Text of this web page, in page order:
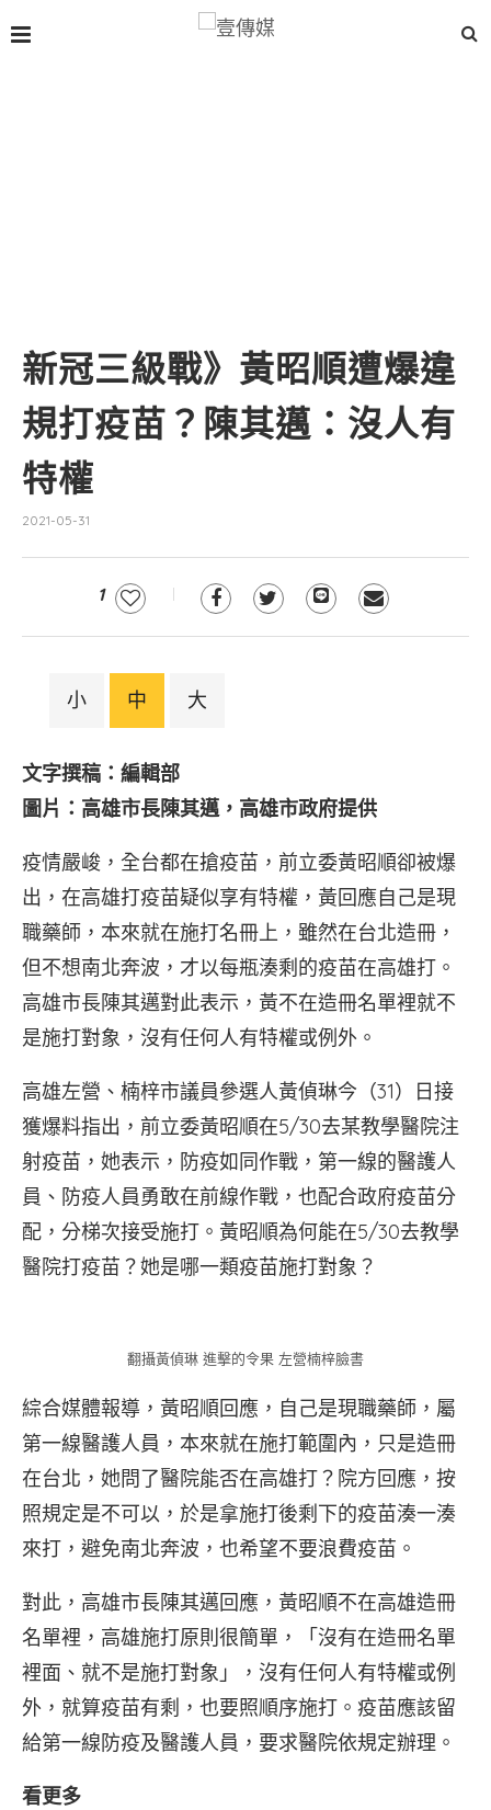
新冠三級戰》黃昭順遭爆違
規打疫苗？陳其邁：沒人有
特權
2021-05-31
1
小 中 大
文字撰稿：編輯部
圖片：高雄市長陳其邁，高雄市政府提供
疫情嚴峻，全台都在搶疫苗，前立委黃昭順卻被爆
出，在高雄打疫苗疑似享有特權，黃回應自己是現
職藥師，本來就在施打名冊上，雖然在台北造冊，
但不想南北奔波，才以每瓶湊剩的疫苗在高雄打。
高雄市長陳其邁對此表示，黃不在造冊名單裡就不
是施打對象，沒有任何人有特權或例外。
高雄左營、楠梓市議員參選人黃偵琳今（31）日接
獲爆料指出，前立委黃昭順在5/30去某教學醫院注
射疫苗，她表示，防疫如同作戰，第一線的醫護人
員、防疫人員勇敢在前線作戰，也配合政府疫苗分
配，分梯次接受施打。黃昭順為何能在5/30去教學
醫院打疫苗？她是哪一類疫苗施打對象？
翻攝黃偵琳 進擊的令果 左營楠梓臉書
綜合媒體報導，黃昭順回應，自己是現職藥師，屬
第一線醫護人員，本來就在施打範圍內，只是造冊
在台北，她問了醫院能否在高雄打？院方回應，按
照規定是不可以，於是拿施打後剩下的疫苗湊一湊
來打，避免南北奔波，也希望不要浪費疫苗。
對此，高雄市長陳其邁回應，黃昭順不在高雄造冊
名單裡，高雄施打原則很簡單，「沒有在造冊名單
裡面、就不是施打對象」，沒有任何人有特權或例
外，就算疫苗有剩，也要照順序施打。疫苗應該留
給第一線防疫及醫護人員，要求醫院依規定辦理。
看更多